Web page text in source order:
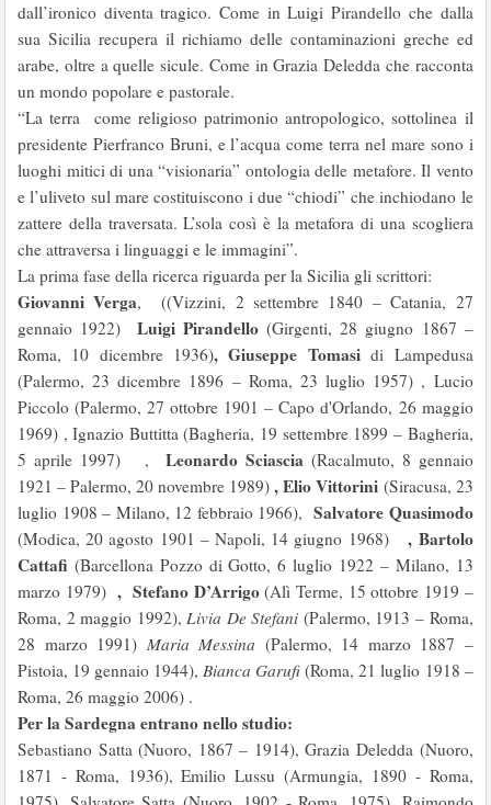
dall’ironico diventa tragico. Come in Luigi Pirandello che dalla
sua Sicilia recupera il richiamo delle contaminazioni greche ed
arabe, oltre a quelle sicule. Come in Grazia Deledda che racconta
un mondo popolare e pastorale.
“La terra come religioso patrimonio antropologico, sottolinea il
presidente Pierfranco Bruni, e l’acqua come terra nel mare sono i
luoghi mitici di una “visionaria” ontologia delle metafore. Il vento
e l’uliveto sul mare costituiscono i due “chiodi” che inchiodano le
zattere della traversata. L’sola così è la metafora di una scogliera
che attraversa i linguaggi e le immagini”.
La prima fase della ricerca riguarda per la Sicilia gli scrittori:
Giovanni Verga, ((Vizzini, 2 settembre 1840 – Catania, 27
gennaio 1922)Luigi Pirandello (Girgenti, 28 giugno 1867 –
Roma, 10 dicembre 1936), Giuseppe Tomasidi Lampedusa
(Palermo, 23 dicembre 1896 – Roma, 23 luglio 1957) , Lucio
Piccolo (Palermo, 27 ottobre 1901 – Capo d'Orlando, 26 maggio
1969) , Ignazio Buttitta (Bagheria, 19 settembre 1899 – Bagheria,
5 aprile 1997) ,Leonardo Sciascia (Racalmuto, 8 gennaio
1921 – Palermo, 20 novembre 1989) , Elio Vittorini (Siracusa, 23
luglio 1908 – Milano, 12 febbraio 1966),Salvatore Quasimodo
(Modica, 20 agosto 1901 – Napoli, 14 giugno 1968)
, Bartolo
Cattafi (Barcellona Pozzo di Gotto, 6 luglio 1922 – Milano, 13
marzo 1979), Stefano D’Arrigo(Alì Terme, 15 ottobre 1919 –
Roma, 2 maggio 1992),Livia De Stefani (Palermo, 1913 – Roma,
28 marzo 1991) Maria Messina (Palermo, 14 marzo 1887 –
Pistoia, 19 gennaio 1944),Bianca Garufi (Roma, 21 luglio 1918 –
Roma, 26 maggio 2006) .
Per la Sardegna entrano nello studio:
Sebastiano Satta (Nuoro, 1867 – 1914), Grazia Deledda (Nuoro,
1871 - Roma, 1936), Emilio Lussu (Armungia, 1890 - Roma,